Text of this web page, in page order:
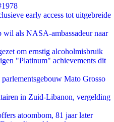
early access tot uitgebreide
als NASA-ambassadeur naar
om ernstig alcoholmisbruik
"Platinum" achievements dit
Mato Grosso
in Zuid-Libanon, vergelding
atoombom, 81 jaar later